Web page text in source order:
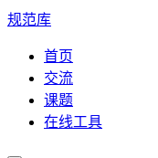
规范库
首页
交流
课题
在线工具